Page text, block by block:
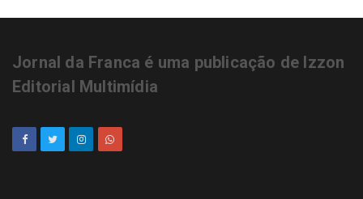
Jornal da Franca é uma publicação de Izzon
Editorial Multimídia